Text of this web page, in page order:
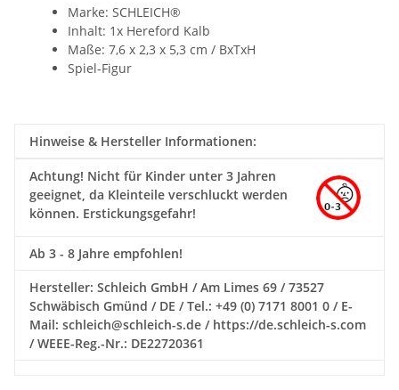
Marke: SCHLEICH®
Inhalt: 1x Hereford Kalb
Maße: 7,6 x 2,3 x 5,3 cm / BxTxH
Spiel-Figur
Hinweise & Hersteller Informationen:
Achtung! Nicht für Kinder unter 3 Jahren
geeignet, da Kleinteile verschluckt werden
können. Erstickungsgefahr!
Ab 3 - 8 Jahre empfohlen!
Hersteller: Schleich GmbH / Am Limes 69 / 73527
Schwäbisch Gmünd / DE / Tel.: +49 (0) 7171 8001 0 / E-
Mail: schleich@schleich-s.de / https://de.schleich-s.com
/ WEEE-Reg.-Nr.: DE22720361